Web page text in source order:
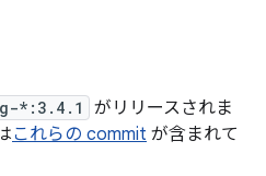
*:3.4.1
がリリースされま
これらの commit が含まれて